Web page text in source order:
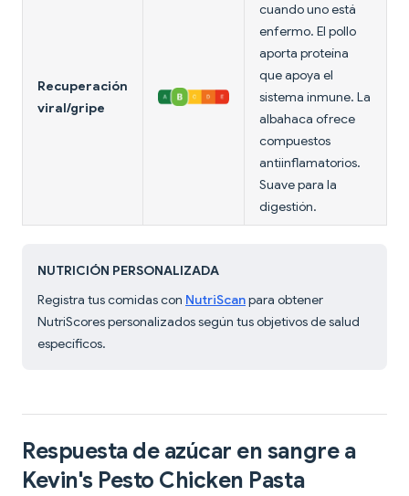
Recuperación
viral/gripe
cuando uno está
enfermo. El pollo
aporta proteína
que apoya el
sistema inmune. La
albahaca ofrece
compuestos
antiinflamatorios.
Suave para la
digestión.
NUTRICIÓN PERSONALIZADA
Registra tus comidas con NutriScanpara obtener
NutriScores personalizados según tus objetivos de salud
específicos.
Respuesta de azúcar en sangre a
Kevin's Pesto Chicken Pasta